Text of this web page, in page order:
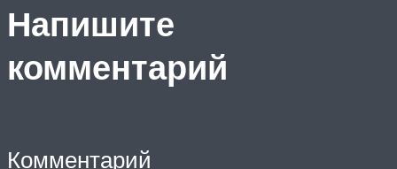
Напишите
комментарий
Комментарий